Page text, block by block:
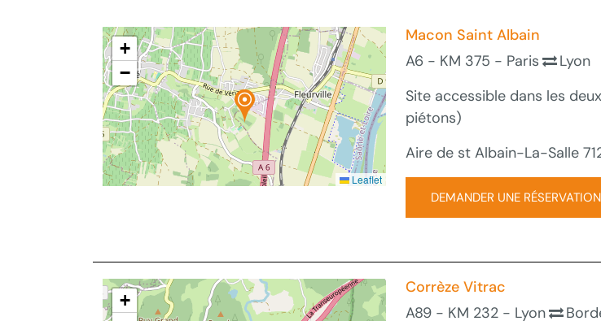
+
−
Leaflet
Macon Saint Albain
A6 - KM 375 - Paris
Lyon
Site accessible dans les
piétons)
Aire de st Albain-La-Salle
DEMANDER UNE
+
Corrèze Vitrac
A89 - KM 232 - Lyon